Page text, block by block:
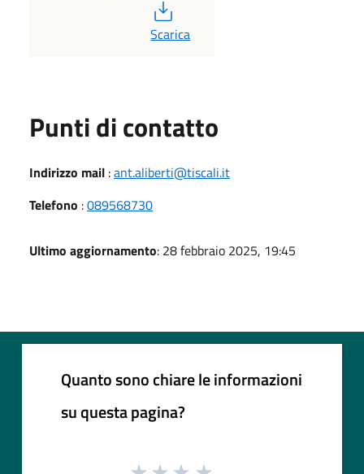
PDF
Scarica
Punti di contatto
Indirizzo mail :ant.aliberti@tiscali.it
Telefono :089568730
Ultimo aggiornamento: 28 febbraio 2025, 19:45
Quanto sono chiare le informazioni
su questa pagina?